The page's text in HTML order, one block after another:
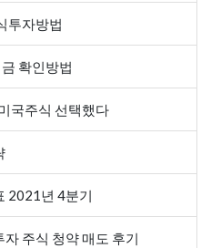
투자방법
확인방법
국주식 선택했다
2021년 4분기
주식 청약 매도 후기